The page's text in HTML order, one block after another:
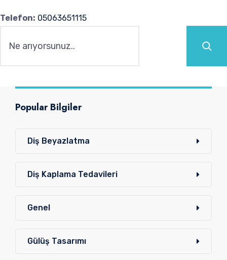
Telefon: 05063651115
Popular Bilgiler
Diş Beyazlatma
Diş Kaplama Tedavileri
Genel
Gülüş Tasarımı